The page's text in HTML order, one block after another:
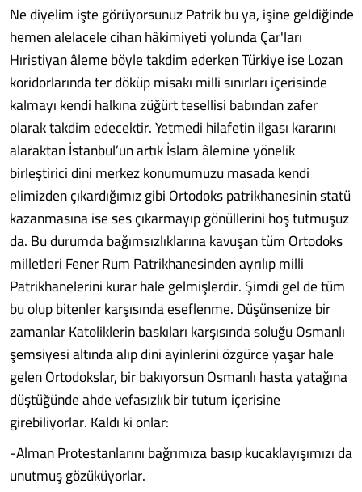
Ne diyelim işte görüyorsunuz Patrik bu ya, işine geldiğinde
hemen alelacele cihan hâkimiyeti yolunda Çar'ları
Hıristiyan âleme böyle takdim ederken Türkiye ise Lozan
koridorlarında ter döküp misakı milli sınırları içerisinde
kalmayı kendi halkına züğürt tesellisi babından zafer
olarak takdim edecektir. Yetmedi hilafetin ilgası kararını
alaraktan İstanbul’un artık İslam âlemine yönelik
birleştirici dini merkez konumumuzu masada kendi
elimizden çıkardığımız gibi Ortodoks patrikhanesinin statü
kazanmasına ise ses çıkarmayıp gönüllerini hoş tutmuşuz
da. Bu durumda bağımsızlıklarına kavuşan tüm Ortodoks
milletleri Fener Rum Patrikhanesinden ayrılıp milli
Patrikhanelerini kurar hale gelmişlerdir. Şimdi gel de tüm
bu olup bitenler karşısında eseflenme. Düşünsenize bir
zamanlar Katoliklerin baskıları karşısında soluğu Osmanlı
şemsiyesi altında alıp dini ayinlerini özgürce yaşar hale
gelen Ortodokslar, bir bakıyorsun Osmanlı hasta yatağına
düştüğünde ahde vefasızlık bir tutum içerisine
girebiliyorlar. Kaldı ki onlar:
-Alman Protestanlarını bağrımıza basıp kucaklayışımızı da
unutmuş gözüküyorlar.